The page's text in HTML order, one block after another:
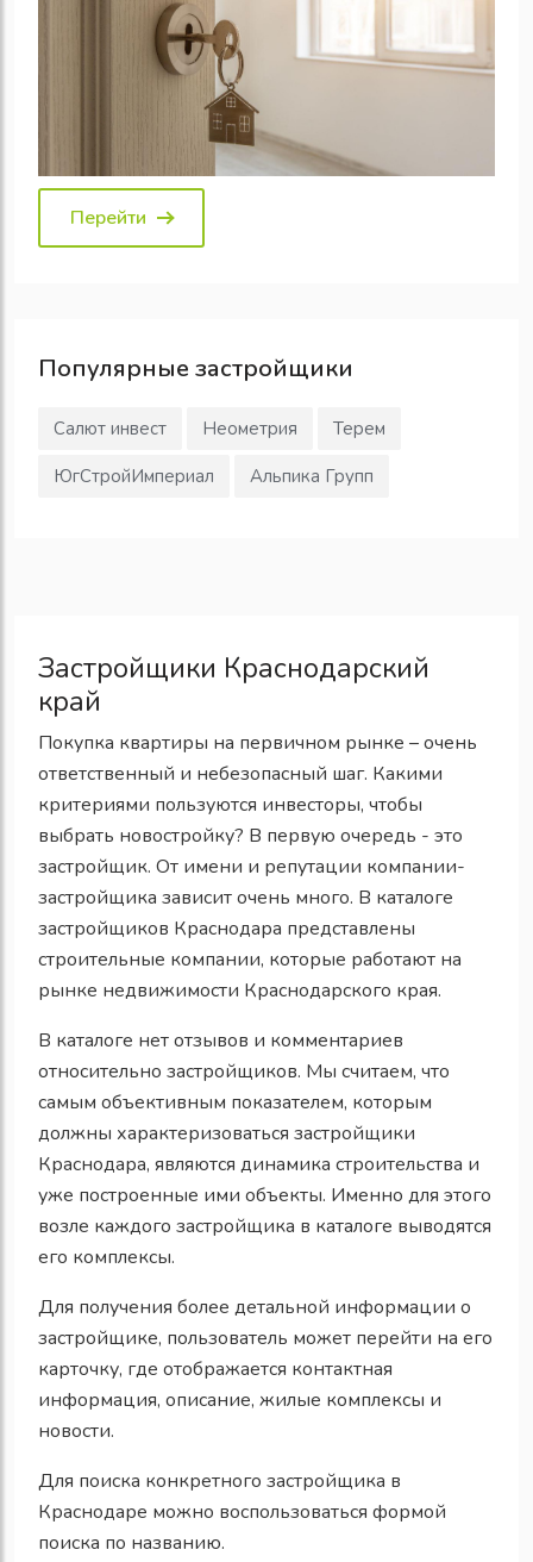
Перейти
Популярные застройщики
Салют инвест Неометрия
Терем
ЮгСтройИмпериал
Альпика Групп
Застройщики Краснодарский
край
Покупка квартиры на первичном рынке – очень
ответственный и небезопасный шаг. Какими
критериями пользуются инвесторы, чтобы
выбрать новостройку? В первую очередь - это
застройщик. От имени и репутации компании-
застройщика зависит очень много. В каталоге
застройщиков Краснодара представлены
строительные компании, которые работают на
рынке недвижимости Краснодарского края.
В каталоге нет отзывов и комментариев
относительно застройщиков. Мы считаем, что
самым объективным показателем, которым
должны характеризоваться застройщики
Краснодара, являются динамика строительства и
уже построенные ими объекты. Именно для этого
возле каждого застройщика в каталоге выводятся
его комплексы.
Для получения более детальной информации о
застройщике, пользователь может перейти на его
карточку, где отображается контактная
информация, описание, жилые комплексы и
новости.
Для поиска конкретного застройщика в
Краснодаре можно воспользоваться формой
поиска по названию.